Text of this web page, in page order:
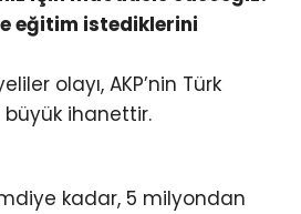
eğitim istediklerini
olayı, AKP’nin Türk
büyük ihanettir.
kadar, 5 milyondan